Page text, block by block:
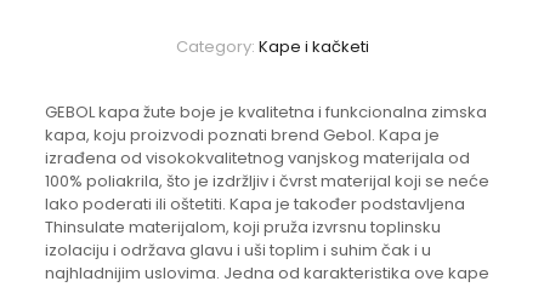
Category: Kape i kačketi
GEBOL kapa žute boje je kvalitetna i funkcionalna zimska
kapa, koju proizvodi poznati brend Gebol. Kapa je
izrađena od visokokvalitetnog vanjskog materijala od
100% poliakrila, što je izdržljiv i čvrst materijal koji se neće
lako poderati ili oštetiti. Kapa je također podstavljena
Thinsulate materijalom, koji pruža izvrsnu toplinsku
izolaciju i održava glavu i uši toplim i suhim čak i u
najhladnijim uslovima. Jedna od karakteristika ove kape